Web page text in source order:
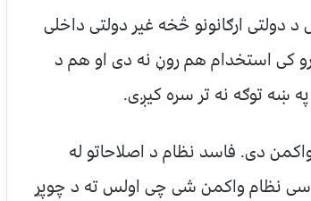
دولتی ارګانونو څخه غیر دولتی داخلی
کی استخدام هم روڼ نه دی او هم د
ښه توګه نه تر سره کیږی.
دی. فاسد نظام د اصلاحاتو له
نظام واکمن شی چی اولس ته د چوپړ